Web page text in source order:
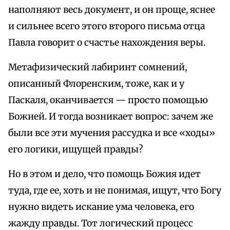
наполняют весь документ, и он проще, яснее
и сильнее всего этого второго письма отца
Павла говорит о счастье нахождения веры.
Метафизический лабиринт сомнений,
описанный Флоренским, тоже, как и у
Паскаля, оканчивается — просто помощью
Божией. И тогда возникает вопрос: зачем же
были все эти мучения рассудка и все «ходы»
его логики, ищущей правды?
Но в этом и дело, что помощь Божия идет
туда, где ее, хоть и не понимая, ищут, что Богу
нужно видеть искание ума человека, его
жажду правды. Тот логический процесс